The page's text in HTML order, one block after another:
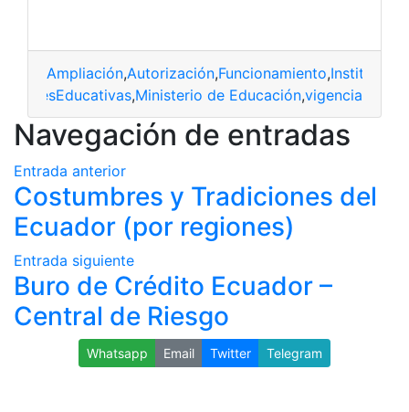
Ampliación,Autorización,Funcionamiento,
,Ministerio de Educación,vigencia
Navegación de entradas
Entrada anterior
Costumbres y Tradiciones del
Ecuador (por regiones)
Entrada siguiente
Buro de Crédito Ecuador –
Central de Riesgo
Whatsapp Email Twitter Telegram